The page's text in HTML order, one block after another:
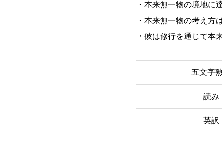
・本来無一物の境地に
・本来無一物の考え方
・彼は修行を通じて本
五文字
読み
英訳